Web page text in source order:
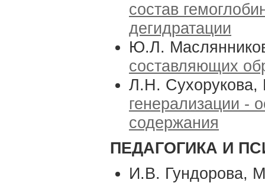
состав
дегидратации
Ю.Л.
составляющих
Л.Н.
генерализации -
содержания
ПЕДАГОГИКА И
И.В. Гундорова,